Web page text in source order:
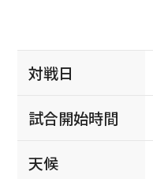
対戦日
試合開始時間
天候